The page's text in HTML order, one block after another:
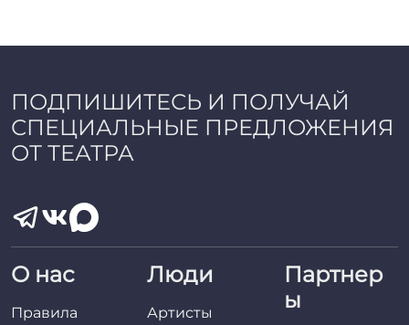
ПОДПИШИТЕСЬ И ПОЛУЧАЙ
СПЕЦИАЛЬНЫЕ ПРЕДЛОЖЕНИЯ
ОТ ТЕАТРА
О нас
Правила
Люди
Артисты
Партнер
ы